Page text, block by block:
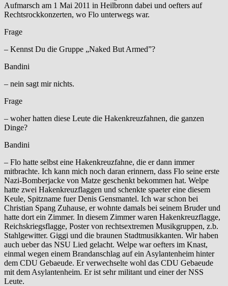
Aufmarsch am 1 Mai 2011 in Heilbronn dabei und oefters auf
Rechtsrockkonzerten, wo Flo unterwegs war.
Frage
– Kennst Du die Gruppe „Naked But Armed”?
Bandini
– nein sagt mir nichts.
Frage
– woher hatten diese Leute die Hakenkreuzfahnen, die ganzen
Dinge?
Bandini
– Flo hatte selbst eine Hakenkreuzfahne, die er dann immer
mitbrachte. Ich kann mich noch daran erinnern, dass Flo seine erste
Nazi-Bomberjacke von Matze geschenkt bekommen hat. Welpe
hatte zwei Hakenkreuzflaggen und schenkte spaeter eine diesem
Keule, Spitzname fuer Denis Gensmantel. Ich war schon bei
Christian Spang Zuhause, er wohnte damals bei seinem Bruder und
hatte dort ein Zimmer. In diesem Zimmer waren Hakenkreuzflagge,
Reichskriegsflagge, Poster von rechtsextremen Musikgruppen, z.b.
Stahlgewitter. Giggi und die braunen Stadtmusikkanten. Wir haben
auch ueber das NSU Lied gelacht. Welpe war oefters im Knast,
einmal wegen einem Brandanschlag auf ein Asylantenheim hinter
dem CDU Gebaeude. Er verwechselte wohl das CDU Gebaeude
mit dem Asylantenheim. Er ist sehr militant und einer der NSS
Leute.